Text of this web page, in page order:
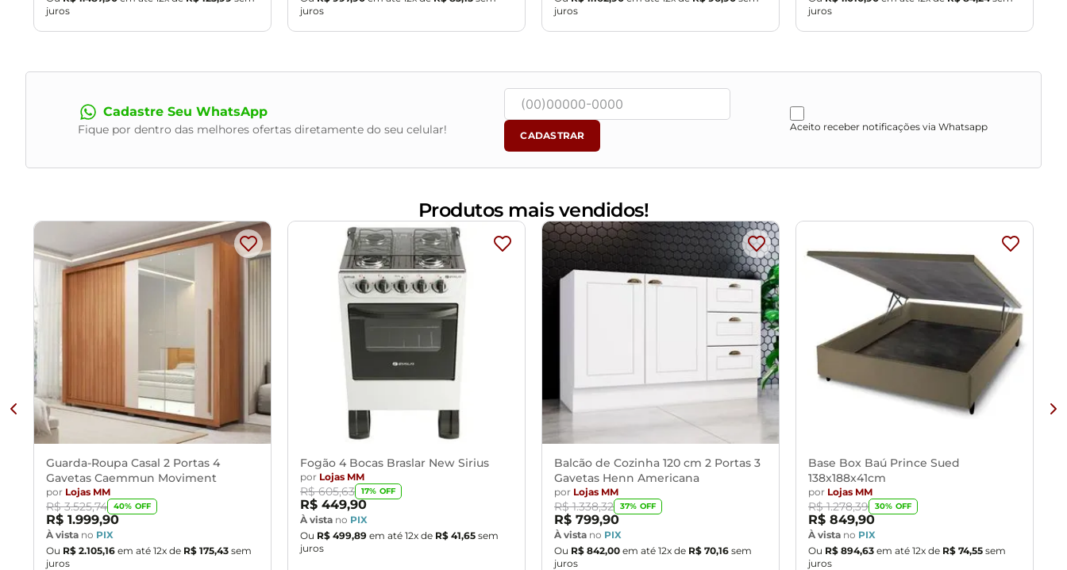
juros
juros
juros
juros
Cadastre Seu WhatsApp
Fique por dentro das melhores ofertas diretamente do seu celular! CADASTRAR
Aceito receber notificações via Whatsapp
Produtos mais vendidos!
Guarda-Roupa Casal 2 Portas 4
Gavetas Caemmun Moviment
por Lojas MM
R$ 3.525,74 40% OFF
R$ 1.999,90
À vista no PIX
Ou R$ 2.105,16 em até 12x de R$ 175,43 sem
juros
Fogão 4 Bocas Braslar New Sirius
por Lojas MM
R$ 605,63 17% OFF
R$ 449,90
À vista no PIX
Ou R$ 499,89 em até 12x de R$ 41,65 sem
juros
Balcão de Cozinha 120 cm 2 Portas 3
Gavetas Henn Americana
por Lojas MM
R$ 1.338,32 37% OFF
R$ 799,90
À vista no PIX
Ou R$ 842,00 em até 12x de R$ 70,16 sem
juros
Base Box Baú Prince Sued
138x188x41cm
por Lojas MM
R$ 1.278,39 30% OFF
R$ 849,90
À vista no PIX
Ou R$ 894,63 em até 12x de R$ 74,55 sem
juros